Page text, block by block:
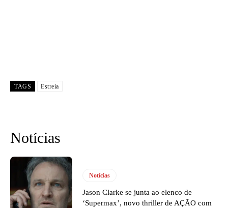
TAGS Estreia
Notícias
Notícias
Jason Clarke se junta ao elenco de
‘Supermax’, novo thriller de AÇÃO com